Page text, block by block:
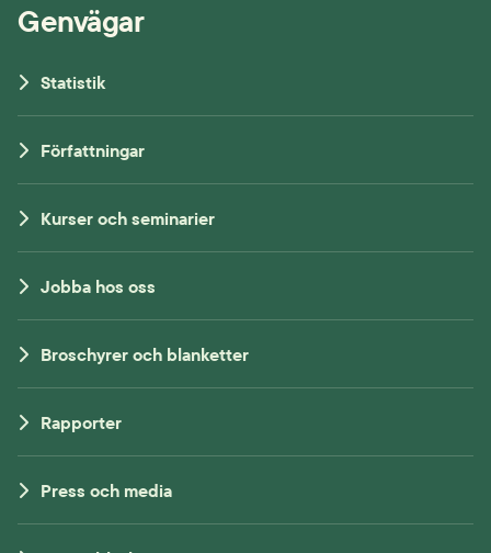
Genvägar
Statistik
Författningar
Kurser och seminarier
Jobba hos oss
Broschyrer och blanketter
Rapporter
Press och media